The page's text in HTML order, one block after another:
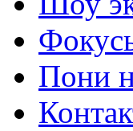
Пони